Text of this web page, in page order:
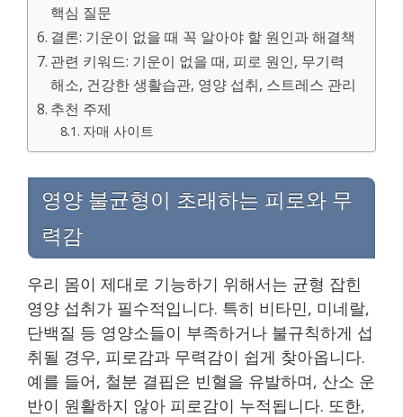
핵심 질문
결론: 기운이 없을 때 꼭 알아야 할 원인과 해결책
관련 키워드: 기운이 없을 때, 피로 원인, 무기력
해소, 건강한 생활습관, 영양 섭취, 스트레스 관리
추천 주제
자매 사이트
영양 불균형이 초래하는 피로와 무
력감
우리 몸이 제대로 기능하기 위해서는 균형 잡힌
영양 섭취가 필수적입니다. 특히 비타민, 미네랄,
단백질 등 영양소들이 부족하거나 불규칙하게 섭
취될 경우, 피로감과 무력감이 쉽게 찾아옵니다.
예를 들어, 철분 결핍은 빈혈을 유발하며, 산소 운
반이 원활하지 않아 피로감이 누적됩니다. 또한,